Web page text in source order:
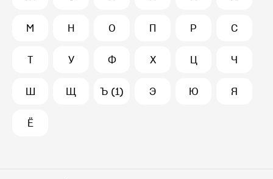
М Н О П Р С
Т У Ф Х Ц Ч
Ш Щ Ъ (1) Э Ю Я
Ё